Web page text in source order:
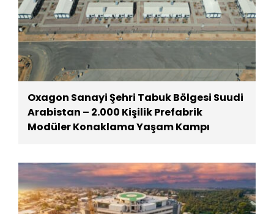
Oxagon Sanayi Şehri Tabuk Bölgesi Suudi
Arabistan – 2.000 Kişilik Prefabrik
Modüler Konaklama Yaşam Kampı